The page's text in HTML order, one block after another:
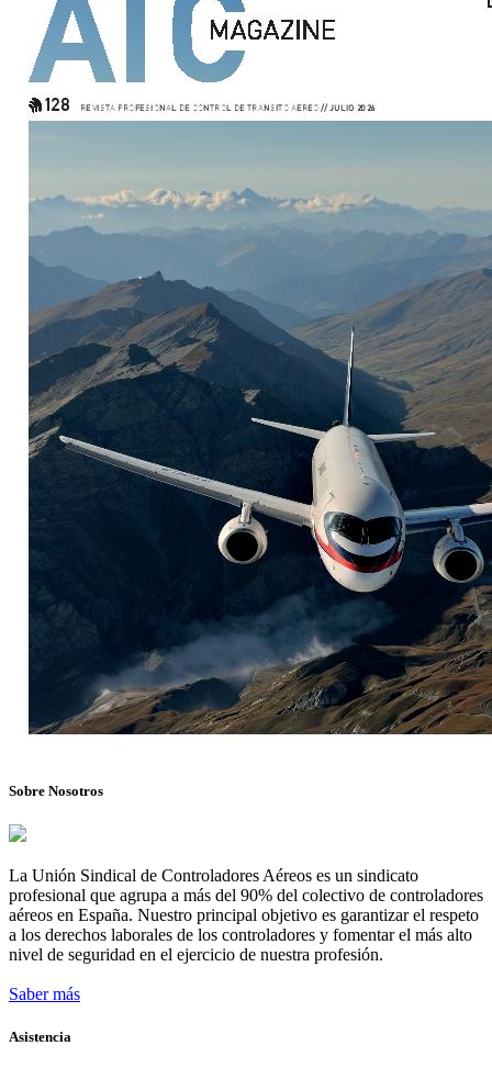
Sobre Nosotros
La Unión Sindical de Controladores Aéreos es un sindicato
profesional que agrupa a más del 90% del colectivo de controladores
aéreos en España. Nuestro principal objetivo es garantizar el respeto
a los derechos laborales de los controladores y fomentar el más alto
nivel de seguridad en el ejercicio de nuestra profesión.
Saber más
Asistencia